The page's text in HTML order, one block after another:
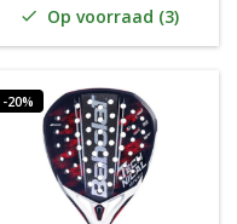
 Op voorraad (3)
-20%